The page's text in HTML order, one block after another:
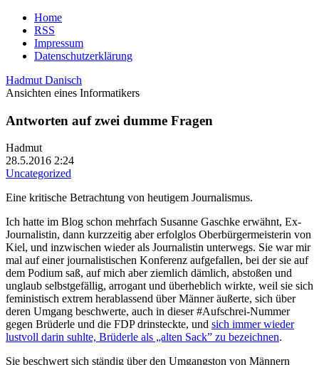
Home
RSS
Impressum
Datenschutzerklärung
Hadmut Danisch
Ansichten eines Informatikers
Antworten auf zwei dumme Fragen
Hadmut
28.5.2016 2:24
Uncategorized
Eine kritische Betrachtung von heutigem Journalismus.
Ich hatte im Blog schon mehrfach Susanne Gaschke erwähnt, Ex-
Journalistin, dann kurzzeitig aber erfolglos Oberbürgermeisterin von
Kiel, und inzwischen wieder als Journalistin unterwegs. Sie war mir
mal auf einer journalistischen Konferenz aufgefallen, bei der sie auf
dem Podium saß, auf mich aber ziemlich dämlich, abstoßen und
unglaub selbstgefällig, arrogant und überheblich wirkte, weil sie sich
feministisch extrem herablassend über Männer äußerte, sich über
deren Umgang beschwerte, auch in dieser #Aufschrei-Nummer
gegen Brüderle und die FDP drinsteckte, und sich immer wieder
lustvoll darin suhlte, Brüderle als „alten Sack” zu bezeichnen.
Sie beschwert sich ständig über den Umgangston von Männern